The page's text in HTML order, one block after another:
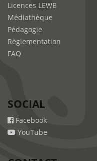
Licences LEWB
Médiathèque
Pédagogie
Règlementation
FAQ
SOCIAL
Facebook
YouTube